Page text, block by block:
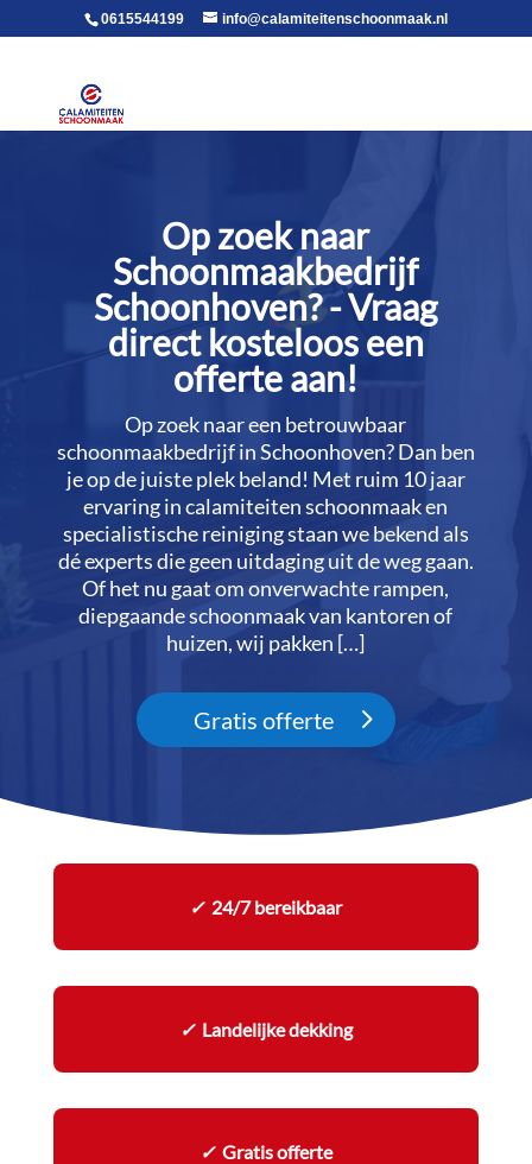
voor in de body0615544199 info@calamiteitenschoonmaak.nl
Op zoek naar
Schoonmaakbedrijf
Schoonhoven? - Vraag
direct kosteloos een
offerte aan!
Op zoek naar een betrouwbaar
schoonmaakbedrijf in Schoonhoven? Dan ben
je op de juiste plek beland! Met ruim 10 jaar
ervaring in calamiteiten schoonmaak en
specialistische reiniging staan we bekend als
dé experts die geen uitdaging uit de weg gaan.​
Of het nu gaat om onverwachte rampen,
diepgaande schoonmaak van kantoren of
huizen, wij pakken […]
Gratis offerte
✓24/7 bereikbaar
✓ Landelijke dekking
✓Gratis offerte